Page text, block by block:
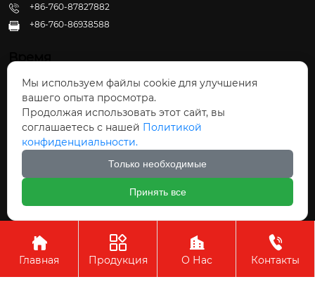
+86-760-87827882
 +86-760-86938588
Время
Пн - Пт: 09:30 - 22:00
Сб - Вс: 10:00 - 22:30
Авторское право©ООО Чжуншань Хайвэй
Кухонные Принадлежности

Главная

Продукция

О Нас

Контакты
Мы используем файлы cookie для улучшения
вашего опыта просмотра.
Продолжая использовать этот сайт, вы
соглашаетесь с нашей Политикой
конфиденциальности.
Только необходимые
Принять все